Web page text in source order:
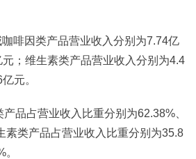
啡因类产品营业收入分别为7.74亿
；维生素类产品营业收入分别为4.4
元。
品占营业收入比重分别为62.38%、
素类产品占营业收入比重分别为35.8